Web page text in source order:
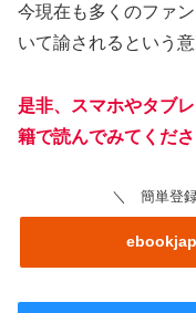
今現在も多くのファ
いて諭されるという
是非、スマホやタブ
籍で読んでみてくださ
＼ 簡単登